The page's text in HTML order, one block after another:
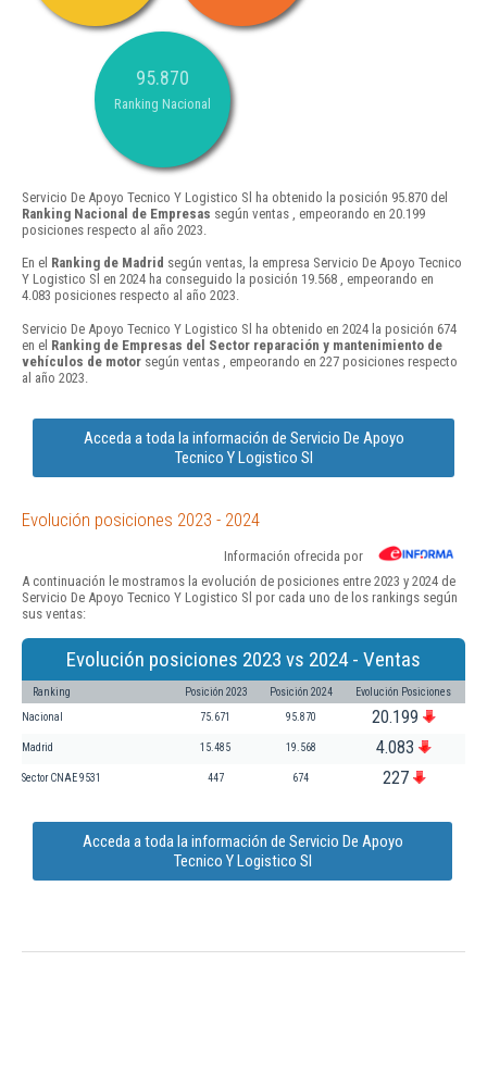
95.870
Ranking Nacional
Servicio De Apoyo Tecnico Y Logistico Sl ha obtenido la posición 95.870 del
Ranking Nacional de Empresas según ventas , empeorando en 20.199
posiciones respecto al año 2023.
En el Ranking de Madrid según ventas, la empresa Servicio De Apoyo Tecnico
Y Logistico Sl en 2024 ha conseguido la posición 19.568 , empeorando en
4.083 posiciones respecto al año 2023.
Servicio De Apoyo Tecnico Y Logistico Sl ha obtenido en 2024 la posición 674
en el Ranking de Empresas del Sector reparación y mantenimiento de
vehículos de motor según ventas , empeorando en 227 posiciones respecto
al año 2023.
Acceda a toda la información de Servicio De Apoyo
Tecnico Y Logistico Sl
Evolución posiciones 2023 - 2024
Información ofrecida por
A continuación le mostramos la evolución de posiciones entre 2023 y 2024 de
Servicio De Apoyo Tecnico Y Logistico Sl por cada uno de los rankings según
sus ventas:
Evolución posiciones 2023 vs 2024 - Ventas
Ranking Posición 2023 Posición 2024 Evolución Posiciones
Nacional 75.671 95.870 20.199
Madrid 15.485 19.568 4.083
Sector CNAE 9531 447 674 227
Acceda a toda la información de Servicio De Apoyo
Tecnico Y Logistico Sl